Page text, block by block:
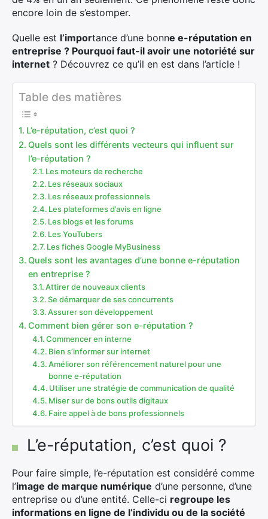
encore loin de s’estomper.
Quelle est l’importance d’une bonne e-réputation en
entreprise ? Pourquoi faut-il avoir une notoriété sur
internet ? Découvrez ce qu’il en est dans l’article !
Table des matières
L’e-réputation, c’est quoi ?
Quels sont les différents vecteurs qui influent sur
l’e-réputation ?
Les moteurs de recherche
Les réseaux sociaux
Les réseaux professionnels
Les plateformes d’avis en ligne
Les blogs et les forums
Les YouTubers
Les fiches Google MyBusiness
Quels sont les avantages d’une bonne e-réputation
en entreprise ?
Attirer de nouveaux clients
Se démarquer de ses concurrents
Assurer son développement
Comment bien gérer son e-réputation ?
Commencer en interne
Bien s’informer sur internet
Améliorer son référencement naturel pour une
bonne e-réputation
Utiliser une stratégie de communication de qualité
Miser sur de bons outils digitaux
Faire appel à de bons professionnels
L’e-réputation, c’est quoi ?
Pour faire simple, l’e-réputation est considéré comme
l’image de marque numérique d’une personne, d’une
entreprise ou d’une entité. Celle-ci regroupe les
informations en ligne de l’individu ou de la société